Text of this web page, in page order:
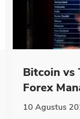
Bitcoin vs
Forex
10 Agustus